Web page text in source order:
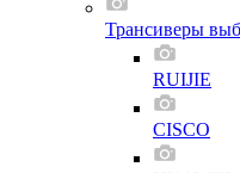
Трансиверы
RUIJIE
CISCO